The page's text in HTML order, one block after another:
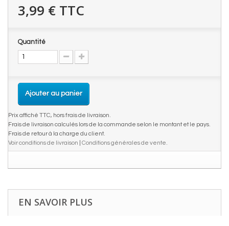
3,99 € TTC
Quantité
Ajouter au panier
Prix affiché TTC, hors frais de livraison.
Frais de livraison calculés lors de la commande selon le montant et le pays.
Frais de retour à la charge du client.
Voir conditions de livraison
Conditions générales de vente
EN SAVOIR PLUS